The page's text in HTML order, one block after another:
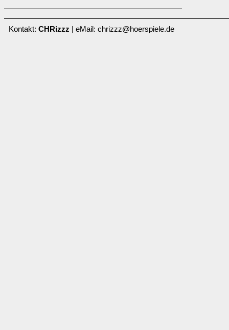
Kontakt: CHRizzz | eMail: chrizzz@hoerspiele.de